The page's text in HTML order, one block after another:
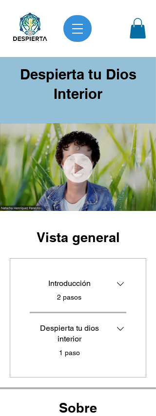
Despierta tu Dios
Interior
Vista general
Introducción
.
2 pasos
Despierta tu dios
interior
.
1 paso
Sobre